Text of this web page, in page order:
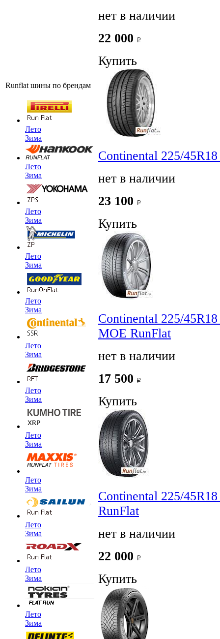
Runflat шины по брендам
Лето
Зима
Лето
Зима
Лето
Зима
Лето
Зима
Лето
Зима
Лето
Зима
Лето
Зима
Лето
Зима
Лето
Зима
Лето
Зима
Лето
Зима
Лето
Зима
нет в наличии
22 000
Купить
Continental 225/
нет в наличии
23 100
Купить
Continental 225/
MOE RunFlat
нет в наличии
17 500
Купить
Continental 225/
RunFlat
нет в наличии
22 000
Купить